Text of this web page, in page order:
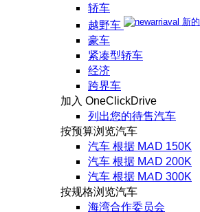
轿车
越野车
新的
豪车
紧凑型轿车
经济
跨界车
加入 OneClickDrive
列出您的待售汽车
按预算浏览汽车
汽车 根据 MAD 150K
汽车 根据 MAD 200K
汽车 根据 MAD 300K
按规格浏览汽车
海湾合作委员会